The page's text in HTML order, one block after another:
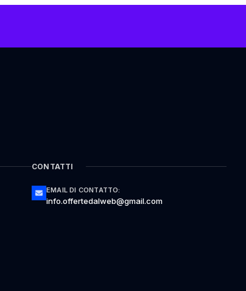
CONTATTI
EMAIL DI CONTATTO:
info.offertedalweb@gmail.com